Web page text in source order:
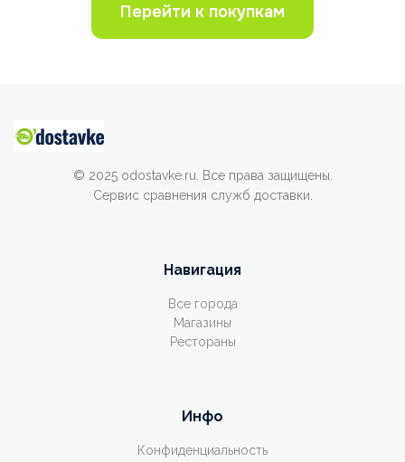
Перейти к покупкам
© 2025 odostavke.ru. Все права защищены.
Сервис сравнения служб доставки.
Навигация
Все города
Магазины
Рестораны
Инфо
Конфиденциальность